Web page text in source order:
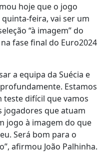
hoje que o jogo
feira, vai ser um
“à imagem” do
fase final do Euro2024
a equipa da Suécia e
Estamos
teste difícil que vamos
jogadores que atuam
jogo à imagem do que
Será bom para o
afirmou João Palhinha.